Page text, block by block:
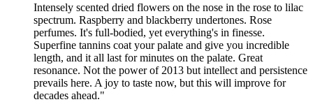
Intensely scented dried flowers on the nose in the rose to lilac
spectrum. Raspberry and blackberry undertones. Rose
perfumes. It's full-bodied, yet everything's in finesse.
Superfine tannins coat your palate and give you incredible
length, and it all last for minutes on the palate. Great
resonance. Not the power of 2013 but intellect and persistence
prevails here. A joy to taste now, but this will improve for
decades ahead."